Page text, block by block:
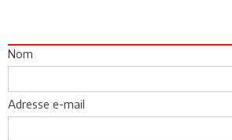
Nom
Adresse e-mail